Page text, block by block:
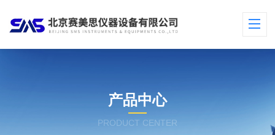
产品中心
PRODUCT CENTER